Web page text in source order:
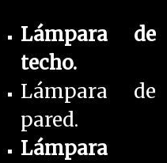
Lámpara de
techo.
Lámpara de
pared.
Lámpara